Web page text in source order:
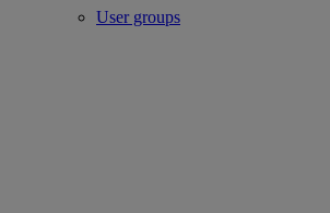
User groups